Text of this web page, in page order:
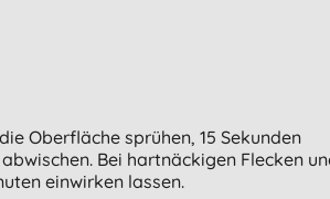
Oberfläche sprühen, 15 Sekunden
Bei hartnäckigen Flecken
einwirken lassen.